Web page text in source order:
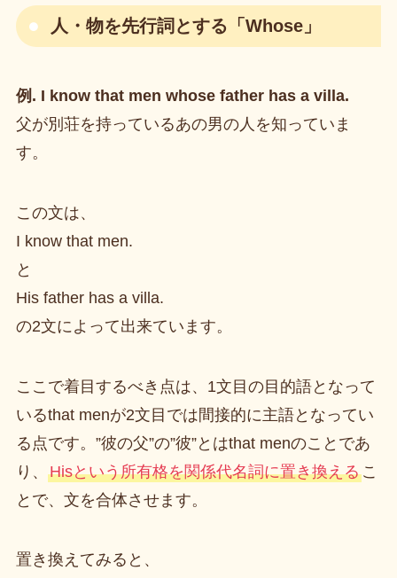
人・物を先行詞とする「Whose」
例. I know that men whose father has a villa.
父が別荘を持っているあの男の人を知っていま
す。
この文は、
I know that men.
と
His father has a villa.
の2文によって出来ています。
ここで着目するべき点は、1文目の目的語となって
いるthat menが2文目では間接的に主語となってい
る点です。”彼の父”の”彼”とはthat menのことであ
り、 Hisという所有格を関係代名詞に置き換えるこ
とで、文を合体させます。
置き換えてみると、